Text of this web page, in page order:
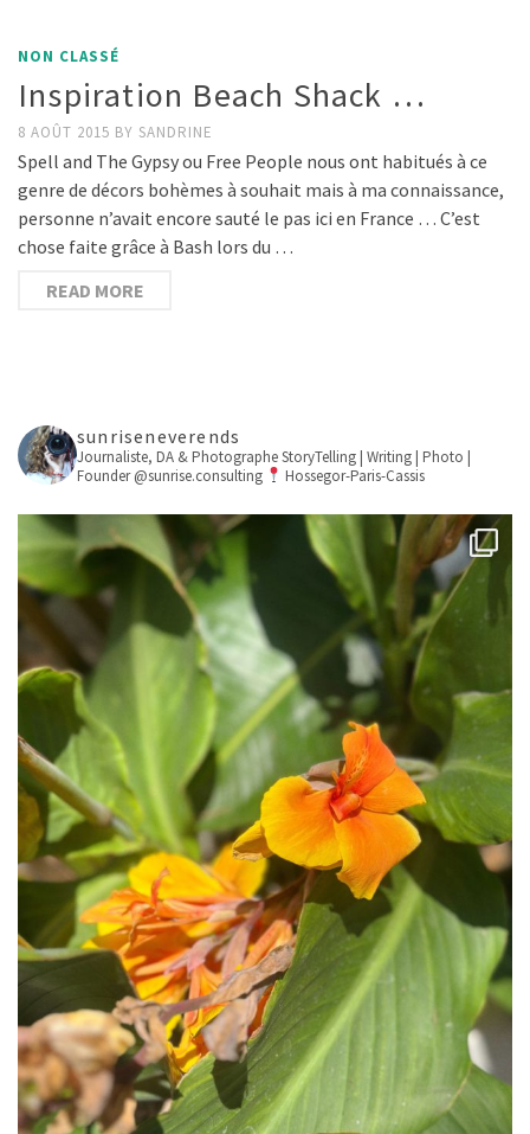
NON CLASSÉ
Inspiration Beach Shack …
8 AOÛT 2015 BY SANDRINE
Spell and The Gypsy ou Free People nous ont habitués à ce
genre de décors bohèmes à souhait mais à ma connaissance,
personne n’avait encore sauté le pas ici en France … C’est
chose faite grâce à Bash lors du …
READ MORE
sunriseneverends
Journaliste, DA & PhotographeStoryTelling | Writing | Photo |
Founder @sunrise.consulting
Hossegor-Paris-Cassis